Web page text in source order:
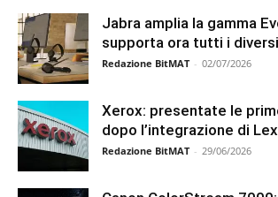
Jabra amplia la gamma
supporta ora tutti i
Redazione BitMAT - 02/07/2026
Xerox: presentate le
dopo l’integrazione di
Redazione BitMAT - 29/06/2026